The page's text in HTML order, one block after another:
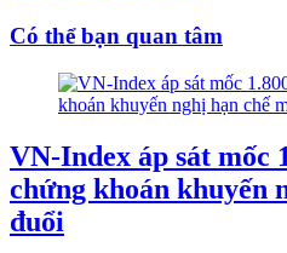
Có thể bạn quan tâm
VN-Index áp sát mốc
chứng khoán khuyến
đuổi